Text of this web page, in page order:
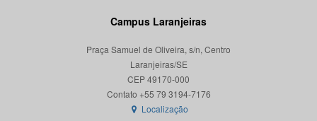
Campus Laranjeiras
Praça Samuel de Oliveira, s/n, Centro
Laranjeiras/SE
CEP 49170-000
Localização